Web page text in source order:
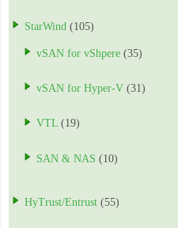
StarWind (105)
vSAN for vShpere (35)
vSAN for Hyper-V (31)
VTL (19)
SAN & NAS (10)
HyTrust/Entrust (55)